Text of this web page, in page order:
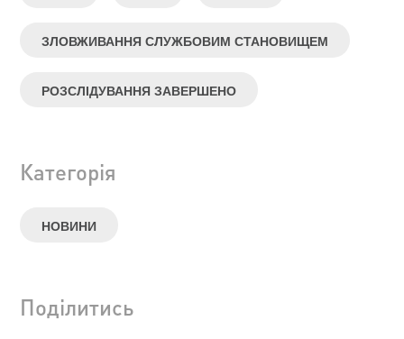
ЗЛОВЖИВАННЯ СЛУЖБОВИМ СТАНОВИЩЕМ
РОЗСЛІДУВАННЯ ЗАВЕРШЕНО
Категорія
НОВИНИ
Поділитись